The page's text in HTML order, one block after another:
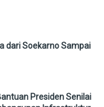
dari Soekarno Sampai
Presiden Senilai